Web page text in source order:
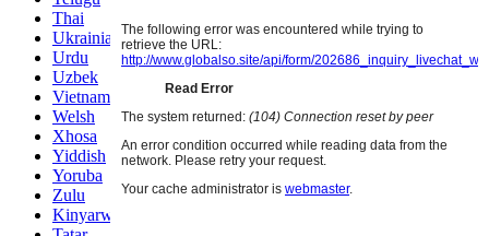
Thai
Ukrainian
Urdu
Uzbek
Vietnamese
Welsh
Xhosa
Yiddish
Yoruba
Zulu
Kinyarwanda